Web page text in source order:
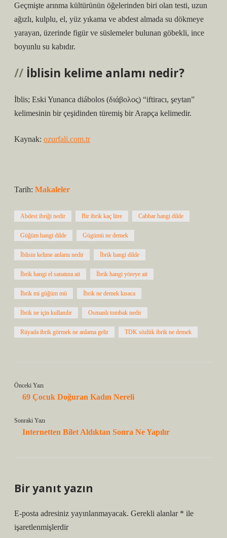
Geçmişte arınma kültürünün öğelerinden biri olan testi, uzun
ağızlı, kulplu, el, yüz yıkama ve abdest almada su dökmeye
yarayan, üzerinde figür ve süslemeler bulunan göbekli, ince
boyunlu su kabıdır.
İblisin kelime anlamı nedir?
İblis; Eski Yunanca diábolos (διάβολος) “iftiracı, şeytan”
kelimesinin bir çeşidinden türemiş bir Arapça kelimedir.
Kaynak: ozurfali.com.tr
Tarih: Makaleler
Abdest ibriği nedir Bir ibrik kaç litre Cabbar hangi dilde
Güğüm hangi dilde Gügümü ne demek
İblisin kelime anlamı nedir İbrik hangi dilde
İbrik hangi el sanatına ait İbrik hangi yöreye ait
İbrik mi güğüm mü İbrik ne demek kısaca
İbrik ne için kullanılır Osmanlı tombak nedir
Rüyada ibrik görmek ne anlama gelir TDK sözlük ibrik ne demek
Önceki Yazı
69 Çocuk Doğuran Kadın Nereli
Sonraki Yazı
Internetten Bilet Aldıktan Sonra Ne Yapılır
Bir yanıt yazın
E-posta adresiniz yayınlanmayacak. Gerekli alanlar * ile
işaretlenmişlerdir